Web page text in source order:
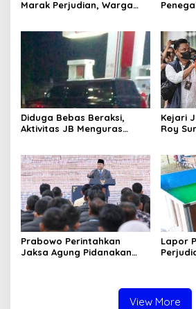
Marak Perjudian, Warga
Diduga Bebas Beraksi,
Aktivitas JB Menguras
Warga
Kejari
Roy
Hukum
Prabowo Perintahkan
Jaksa Agung Pidanakan
Lapor
Aparat
View More